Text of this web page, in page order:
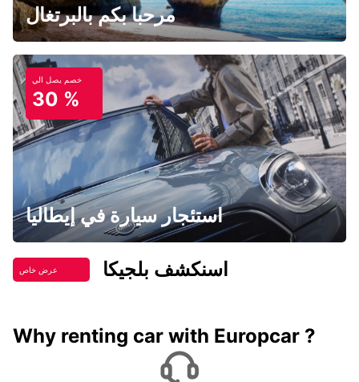
مرحبا بكم بالبرتغال
خصم يصل الي
30 %
استئجار سيارة في إيطاليا
عرض خاص اسنكشف بلجيكا
Why renting car with Europcar ?